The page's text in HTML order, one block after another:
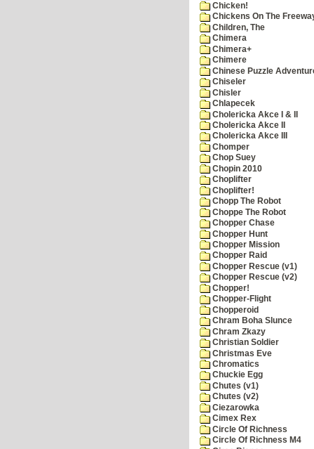
Chicken!
Chickens On The
Children, The
Chimera
Chimera+
Chimere
Chinese Puzzle
Chiseler
Chisler
Chlapecek
Cholericka Akce I & II
Cholericka Akce II
Cholericka Akce III
Chomper
Chop Suey
Chopin 2010
Choplifter
Choplifter!
Chopp The Robot
Choppe The Robot
Chopper Chase
Chopper Hunt
Chopper Mission
Chopper Raid
Chopper Rescue (v1)
Chopper Rescue (v2)
Chopper!
Chopper-Flight
Chopperoid
Chram Boha Slunce
Chram Zkazy
Christian Soldier
Christmas Eve
Chromatics
Chuckie Egg
Chutes (v1)
Chutes (v2)
Ciezarowka
Cimex Rex
Circle Of Richness
Circle Of Richness M4